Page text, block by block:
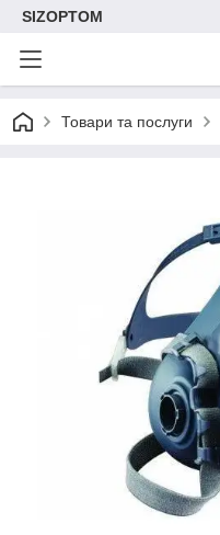
SIZOPTOM
Товари та послуги